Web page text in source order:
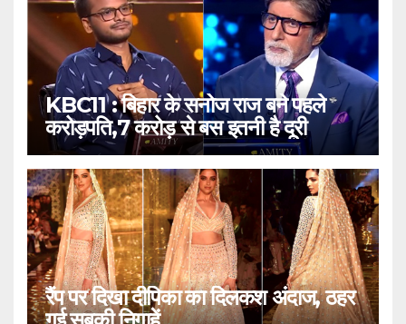
KBC11 : बिहार के सनोज राज बने पहले
करोड़पति,7 करोड़ से बस इतनी है दूरी
रैंप पर दिखा दीपिका का दिलकश अंदाज, ठहर